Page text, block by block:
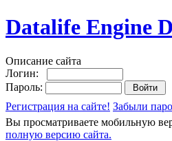
Datalife Engine
Описание сайта
Логин:
Пароль:
Регистрация на сайте! Забыли
Вы просматриваете мобильную
полную версию сайта.